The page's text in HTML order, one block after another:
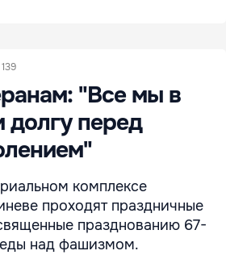
139
"Все мы в
долгу перед
комплексе
проходят праздничные
празднованию 67-
над фашизмом.